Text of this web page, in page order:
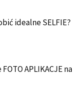
idealne SELFIE?
APLIKACJE na